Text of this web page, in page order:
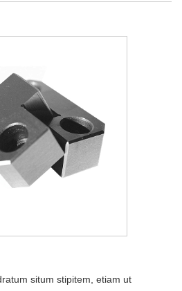
situm stipitem, etiam ut